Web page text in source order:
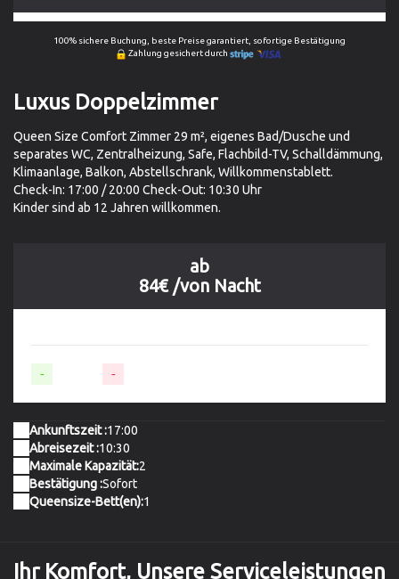
100% sichere Buchung, beste Preise garantiert, sofortige Bestätigung
Zahlung gesichert durch
Luxus Doppelzimmer
Queen Size Comfort Zimmer 29 m², eigenes Bad/Dusche und
separates WC, Zentralheizung, Safe, Flachbild-TV, Schalldämmung,
Klimaanlage, Balkon, Abstellschrank, Willkommenstablett.
Check-In: 17:00 / 20:00 Check-Out: 10:30 Uhr
Kinder sind ab 12 Jahren willkommen.
ab
84€/von Nacht
- -
Ankunftszeit :17:00
Abreisezeit :10:30
Maximale Kapazität:2
Bestätigung :Sofort
Queensize-Bett(en):1
Ihr Komfort, Unsere Serviceleistungen